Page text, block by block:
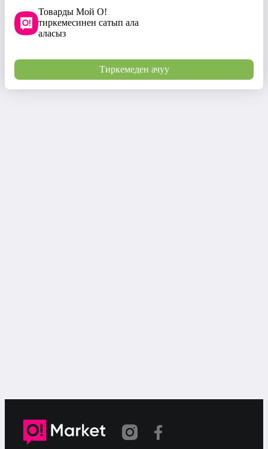
Товарды Мой О!
тиркемесинен сатып ала
аласыз
Тиркемеден ачуу